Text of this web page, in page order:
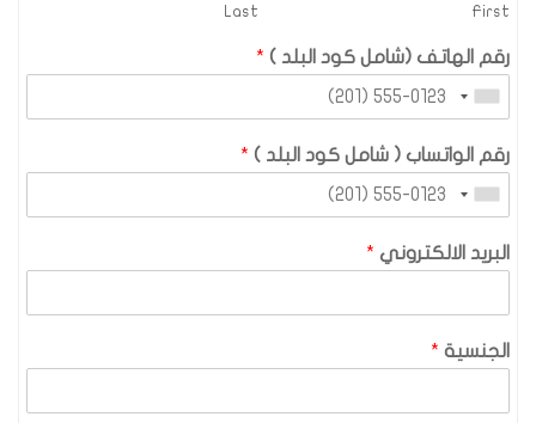
First
Last
رقم الهاتف (شامل كود البلد ) *
رقم الواتساب ( شامل كود البلد ) *
البريد الالكتروني *
الجنسية *